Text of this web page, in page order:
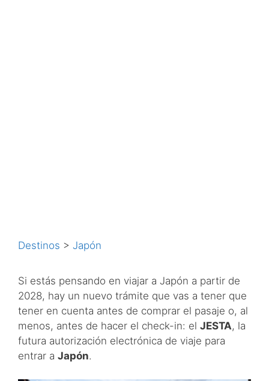
Destinos > Japón
Si estás pensando en viajar a Japón a partir de
2028, hay un nuevo trámite que vas a tener que
tener en cuenta antes de comprar el pasaje o, al
menos, antes de hacer el check-in: el JESTA, la
futura autorización electrónica de viaje para
entrar a Japón.